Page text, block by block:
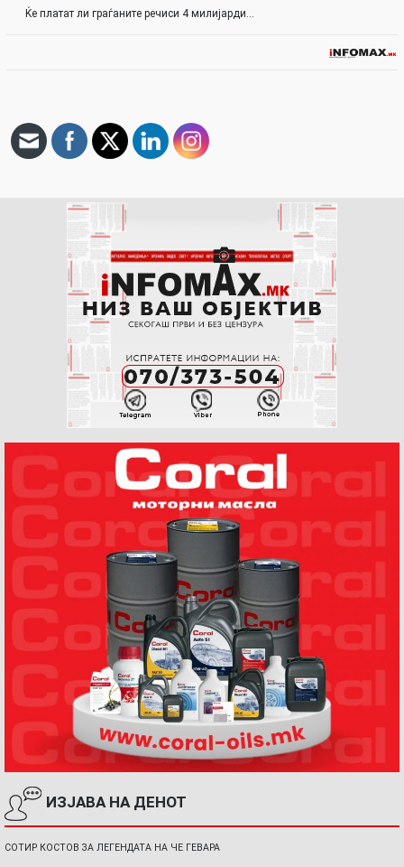
Ќе платат ли граѓаните речиси 4 милијарди…
ИЗЈАВА НА ДЕНОТ
СОТИР КОСТОВ ЗА ЛЕГЕНДАТА НА ЧЕ ГЕВАРА